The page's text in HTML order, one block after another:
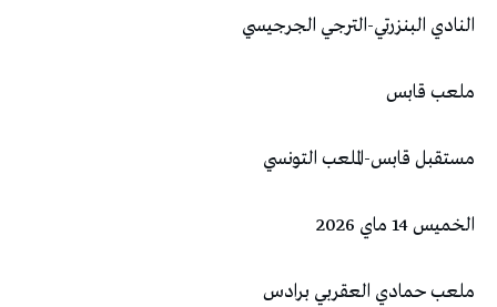
النادي البنزرتي-الترجي الجرجيسي
ملعب قابس
مستقبل قابس-الملعب التونسي
الخميس 14 ماي 2026
ملعب حمادي العقربي برادس